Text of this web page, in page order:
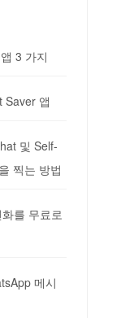
3 가지
Saver 앱
및 Self-
찍는 방법
를 무료로
메시